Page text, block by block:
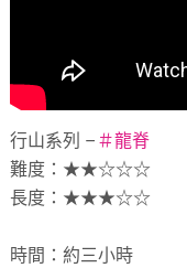
行山系列 – ＃龍脊
難度：★★☆☆☆
長度：★★★☆☆
時間：約三小時